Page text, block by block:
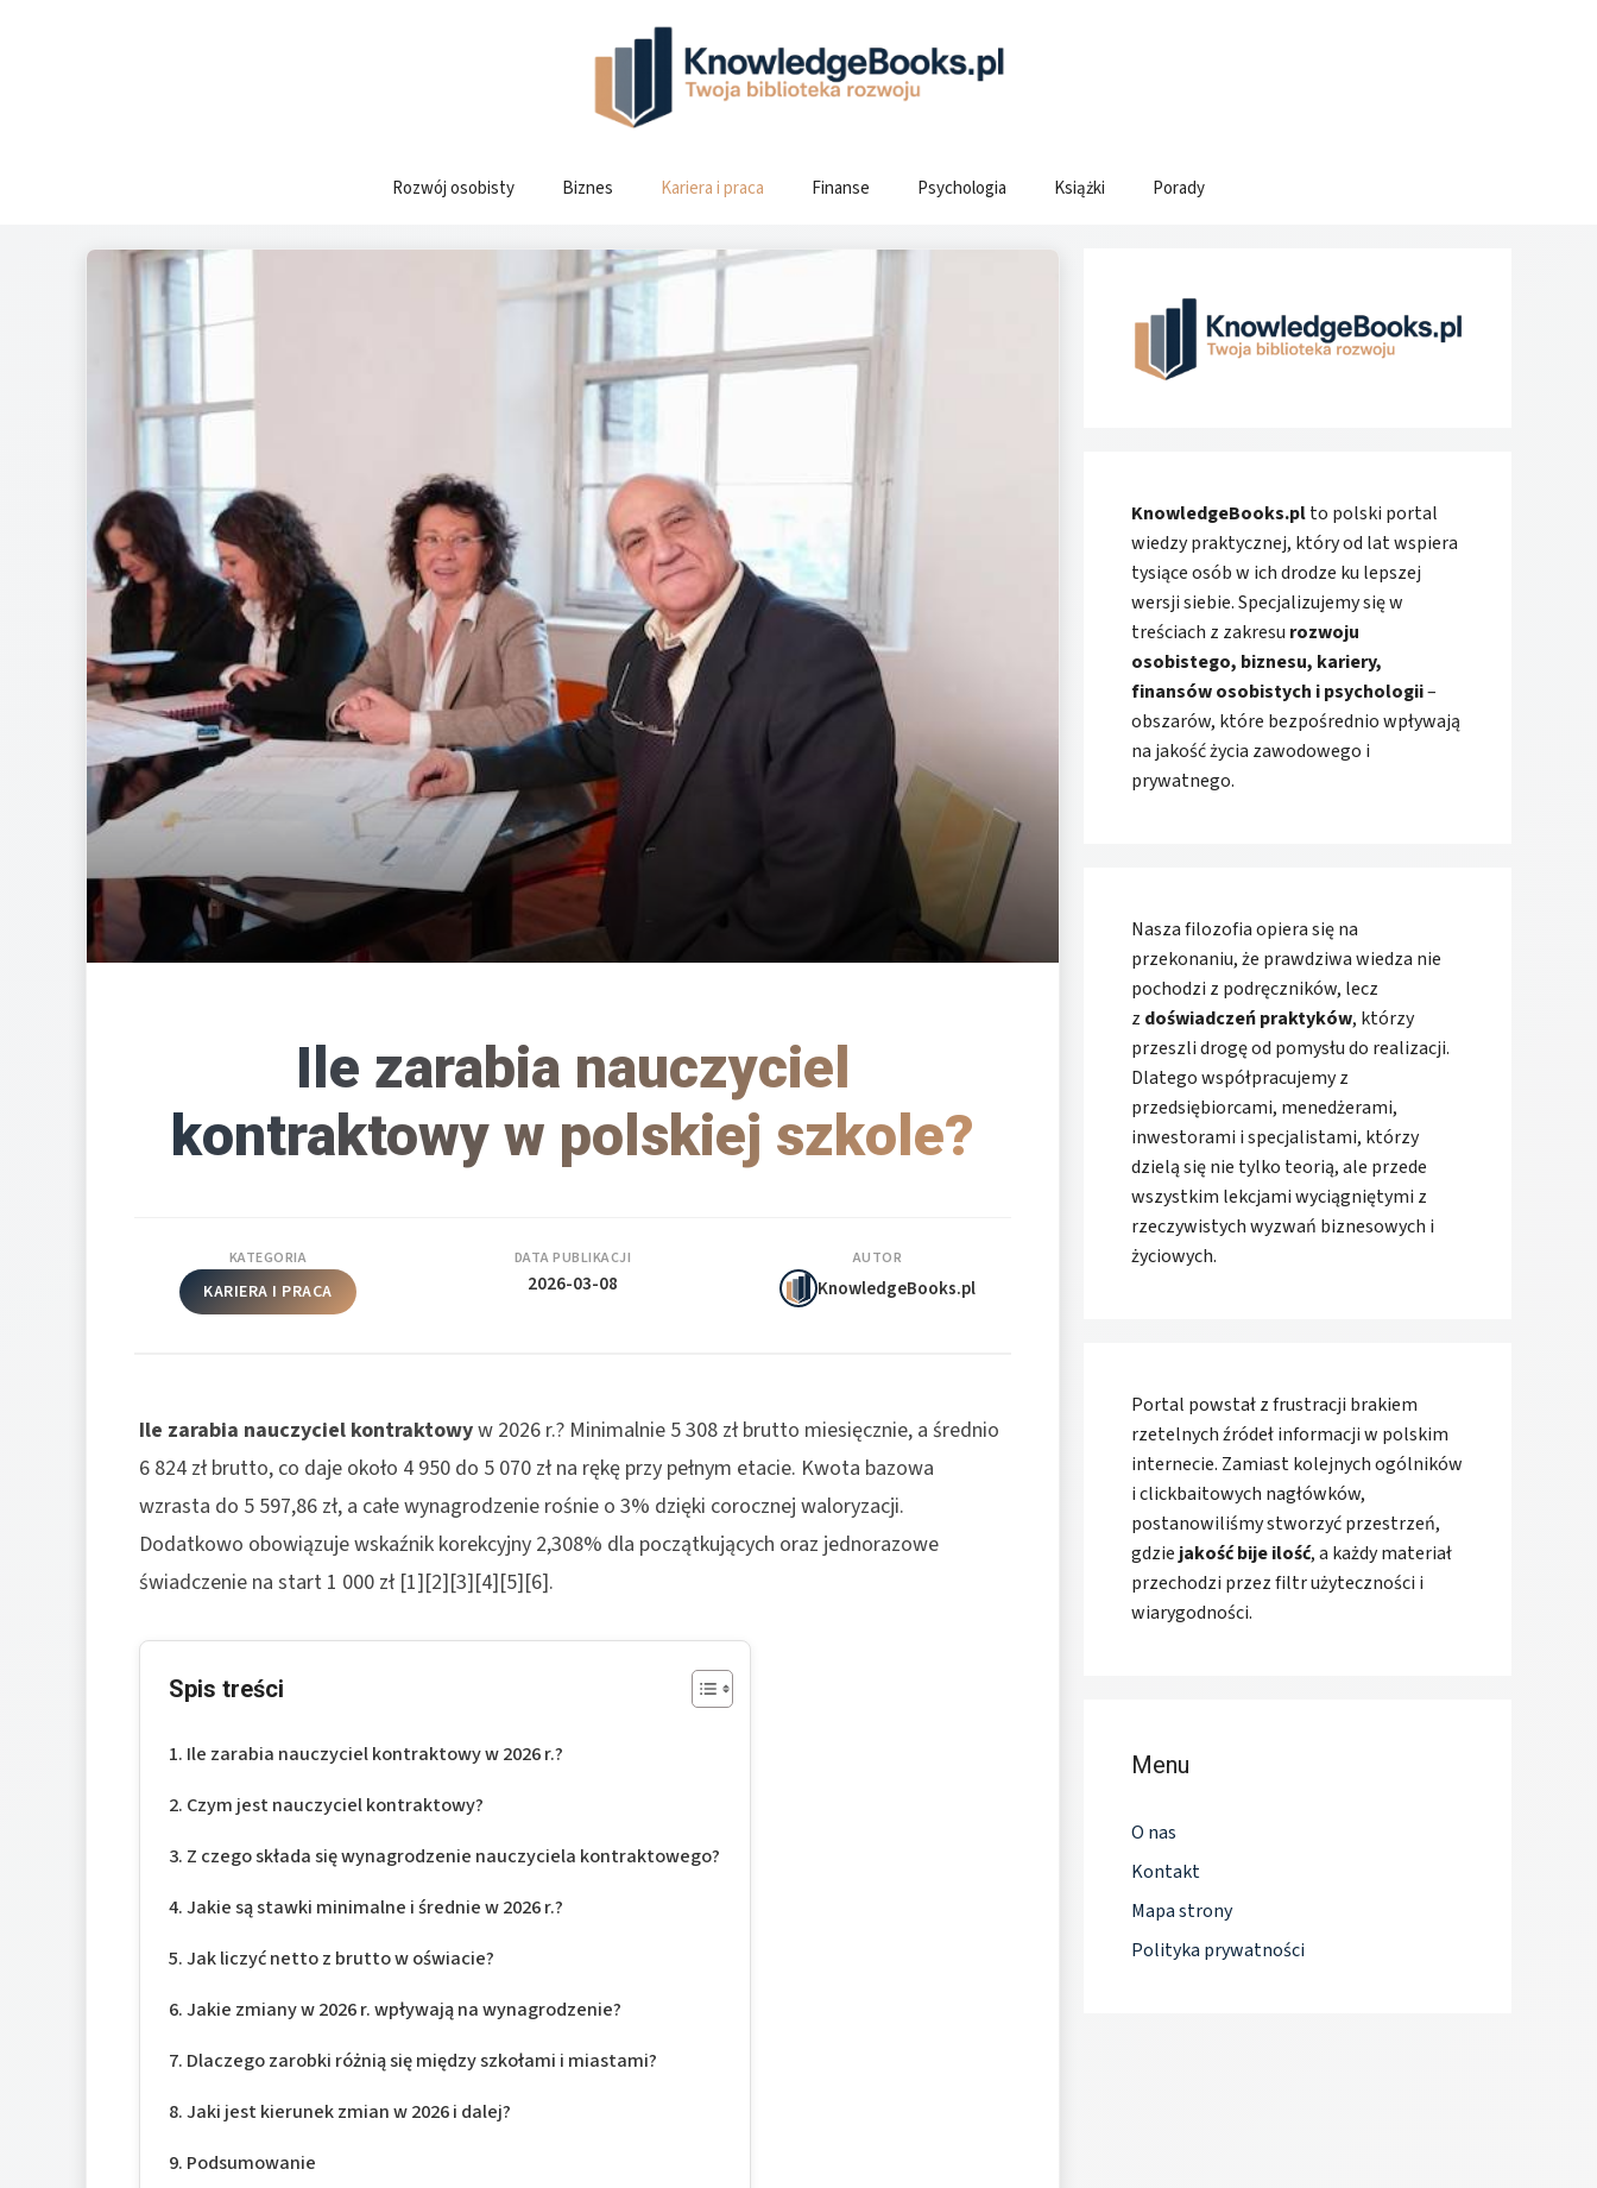
Rozwój osobisty Biznes Kariera i praca Finanse Psychologia Książki Porady
Ile zarabia nauczyciel
kontraktowy w polskiej szkole?
KATEGORIA
KARIERA I PRACA
DATA PUBLIKACJI
2026-03-08
AUTOR
KnowledgeBooks.pl
Ile zarabia nauczyciel kontraktowyw 2026 r.? Minimalnie 5 308 zł brutto miesięcznie, a średnio
6 824 zł brutto, co daje około 4 950 do 5 070 zł na rękę przy pełnym etacie. Kwota bazowa
wzrasta do 5 597,86 zł, a całe wynagrodzenie rośnie o 3% dzięki corocznej waloryzacji.
Dodatkowo obowiązuje wskaźnik korekcyjny 2,308% dla początkujących oraz jednorazowe
świadczenie na start 1 000 zł [1][2][3][4][5][6].
Spis treści
Ile zarabia nauczyciel kontraktowy w 2026 r.?
Czym jest nauczyciel kontraktowy?
Z czego składa się wynagrodzenie nauczyciela kontraktowego?
Jakie są stawki minimalne i średnie w 2026 r.?
Jak liczyć netto z brutto w oświacie?
Jakie zmiany w 2026 r. wpływają na wynagrodzenie?
Dlaczego zarobki różnią się między szkołami i miastami?
Jaki jest kierunek zmian w 2026 i dalej?
Podsumowanie
KnowledgeBooks.plto polski portal
wiedzy praktycznej, który od lat wspiera
tysiące osób w ich drodze ku lepszej
wersji siebie. Specjalizujemy się w
treściach z zakresu rozwoju
osobistego, biznesu, kariery,
finansów osobistych i psychologii–
obszarów, które bezpośrednio wpływają
na jakość życia zawodowego i
prywatnego.
Nasza filozofia opiera się na
przekonaniu, że prawdziwa wiedza nie
pochodzi z podręczników, lecz
z doświadczeń praktyków, którzy
przeszli drogę od pomysłu do realizacji.
Dlatego współpracujemy z
przedsiębiorcami, menedżerami,
inwestorami i specjalistami, którzy
dzielą się nie tylko teorią, ale przede
wszystkim lekcjami wyciągniętymi z
rzeczywistych wyzwań biznesowych i
życiowych.
Portal powstał z frustracji brakiem
rzetelnych źródeł informacji w polskim
internecie. Zamiast kolejnych ogólników
i clickbaitowych nagłówków,
postanowiliśmy stworzyć przestrzeń,
gdzie jakość bije ilość, a każdy materiał
przechodzi przez filtr użyteczności i
wiarygodności.
Menu
O nas
Kontakt
Mapa strony
Polityka prywatności